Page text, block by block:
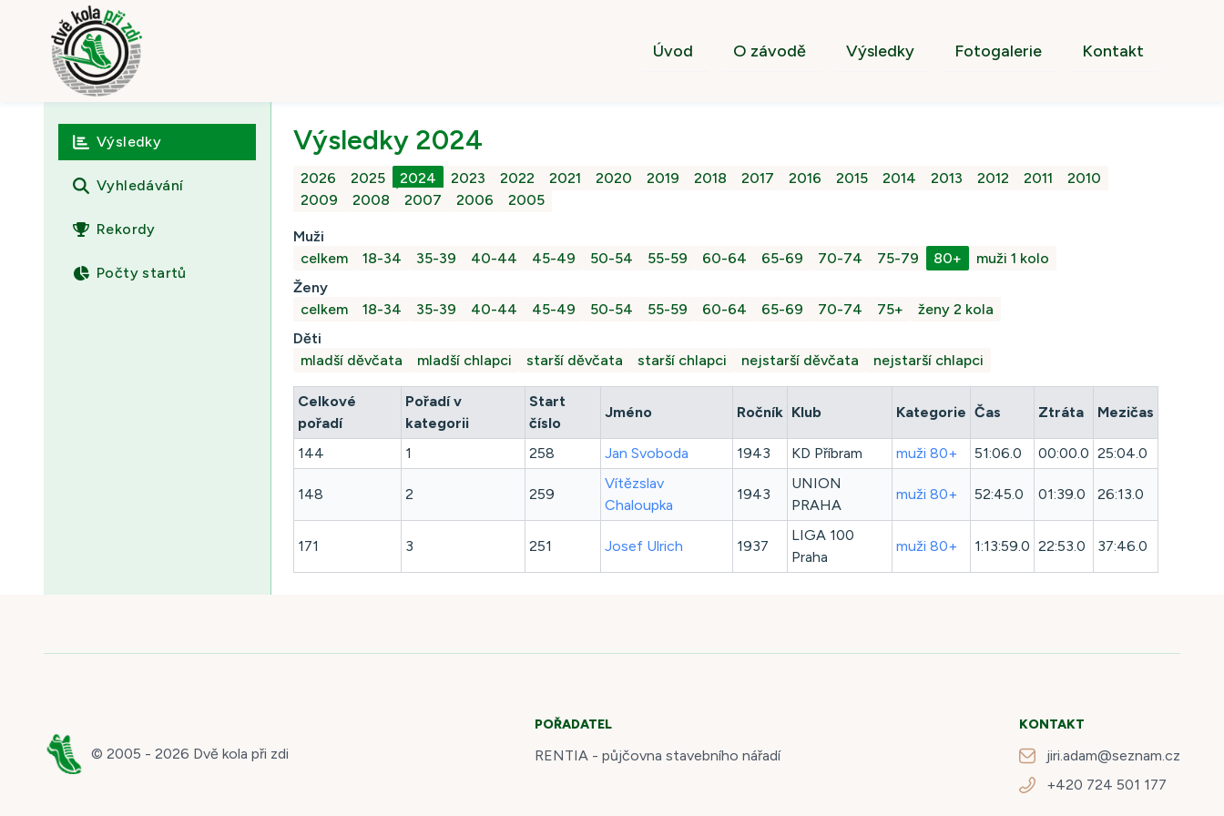
Úvod O závodě Výsledky Fotogalerie Kontakt
Výsledky
Vyhledávání
Rekordy
Počty startů
Výsledky 2024
2026 2025 2024 2023 2022 2021 2020 2019 2018 2017 2016 2015 2014 2013 2012 2011
2010
2009
2008 2007 2006 2005
Muži
celkem
18-34 35-39 40-44 45-49 50-54 55-59 60-64 65-69 70-74 75-79 80+
muži 1 kolo
Ženy
celkem
18-34 35-39 40-44 45-49 50-54 55-59 60-64 65-69 70-74 75+
ženy 2 kola
Děti
mladší děvčata
mladší chlapci starší děvčata starší chlapci nejstarší děvčata nejstarší chlapci
Celkové
pořadí
Pořadí v
kategorii
Start
číslo
Jméno Ročník Klub Kategorie Čas Ztráta Mezičas
144 1 258 Jan Svoboda 1943 KD Příbram muži 80+ 51:06.0 00:00.0 25:04.0
148 2 259
Vítězslav
Chaloupka
1943
UNION
PRAHA
muži 80+ 52:45.0 01:39.0 26:13.0
171 3 251 Josef Ulrich 1937
LIGA 100
Praha
muži 80+ 1:13:59.0 22:53.0 37:46.0
© 2005 - 2026 Dvě kola při zdi
POŘADATEL
RENTIA - půjčovna stavebního nářadí
KONTAKT
jiri.adam@seznam.cz
+420 724 501 177